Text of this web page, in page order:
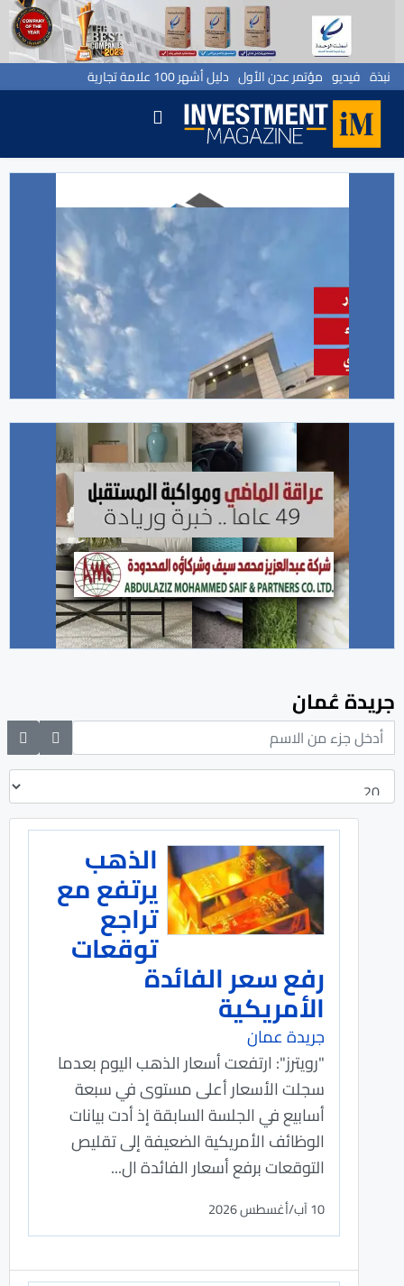
نبذة فيديو مؤتمر عدن الأول دليل أشهر 100 علامة تجارية
جريدة عُمان
الذهب
يرتفع مع
تراجع
توقعات
رفع سعر الفائدة
الأمريكية
جريدة عمان
"رويترز": ارتفعت أسعار الذهب اليوم بعدما
سجلت الأسعار أعلى مستوى في سبعة
أسابيع ​في الجلسة السابقة إذ أدت بيانات ​
الوظائف الأمريكية الضعيفة إلى تقليص
التوقعات برفع أسعار الفائدة ال...
10 آب/أغسطس 2026